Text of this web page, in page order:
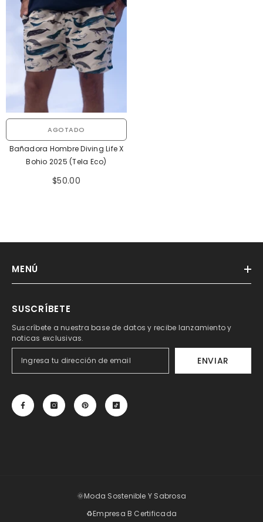
AGOTADO
Bañadora Hombre Diving Life X
Bohio 2025 (Tela Eco)
$50.00
MENÚ
SUSCRÍBETE
Suscríbete a nuestra base de datos y recibe lanzamiento y
noticas exclusivas.
ENVIAR
🌞Moda Sostenible Y Sabrosa
♻️Empresa B Certificada